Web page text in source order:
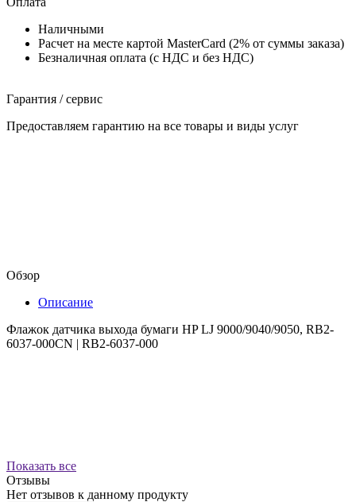
Наличными
Расчет на месте картой MasterCard (2% от суммы заказа)
Безналичная оплата (с НДС и без НДС)
Гарантия / сервис
Предоставляем гарантию на все товары и виды услуг
Обзор
Описание
Флажок датчика выхода бумаги HP LJ 9000/9040/9050, RB2-
6037-000CN | RB2-6037-000
Показать все
Отзывы
Нет отзывов к данному продукту